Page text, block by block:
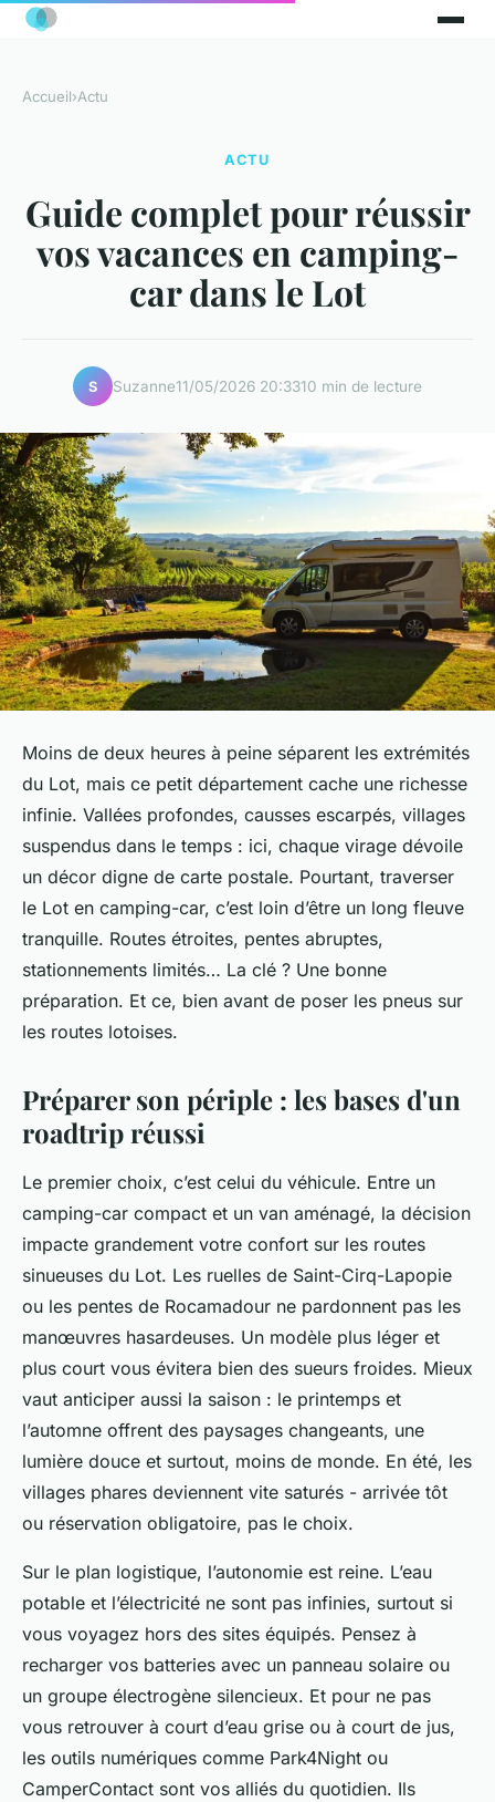
Accueil›Actu
ACTU
Guide complet pour réussir
vos vacances en camping-
car dans le Lot
S Suzanne11/05/2026 20:3310 min de lecture
Moins de deux heures à peine séparent les extrémités
du Lot, mais ce petit département cache une richesse
infinie. Vallées profondes, causses escarpés, villages
suspendus dans le temps : ici, chaque virage dévoile
un décor digne de carte postale. Pourtant, traverser
le Lot en camping-car, c’est loin d’être un long fleuve
tranquille. Routes étroites, pentes abruptes,
stationnements limités… La clé ? Une bonne
préparation. Et ce, bien avant de poser les pneus sur
les routes lotoises.
Préparer son périple : les bases d'un
roadtrip réussi
Le premier choix, c’est celui du véhicule. Entre un
camping-car compact et un van aménagé, la décision
impacte grandement votre confort sur les routes
sinueuses du Lot. Les ruelles de Saint-Cirq-Lapopie
ou les pentes de Rocamadour ne pardonnent pas les
manœuvres hasardeuses. Un modèle plus léger et
plus court vous évitera bien des sueurs froides. Mieux
vaut anticiper aussi la saison : le printemps et
l’automne offrent des paysages changeants, une
lumière douce et surtout, moins de monde. En été, les
villages phares deviennent vite saturés - arrivée tôt
ou réservation obligatoire, pas le choix.
Sur le plan logistique, l’autonomie est reine. L’eau
potable et l’électricité ne sont pas infinies, surtout si
vous voyagez hors des sites équipés. Pensez à
recharger vos batteries avec un panneau solaire ou
un groupe électrogène silencieux. Et pour ne pas
vous retrouver à court d’eau grise ou à court de jus,
les outils numériques comme Park4Night ou
CamperContact sont vos alliés du quotidien. Ils